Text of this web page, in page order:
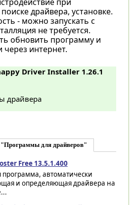
драйвера, установке.
- можно запускать с
не требуется.
обновить программу и
через интернет.
Driver Installer 1.26.1
драйвера
"Программы для драйверов"
Free 13.5.1.400
программа, автоматически
и определяющая драйвера на